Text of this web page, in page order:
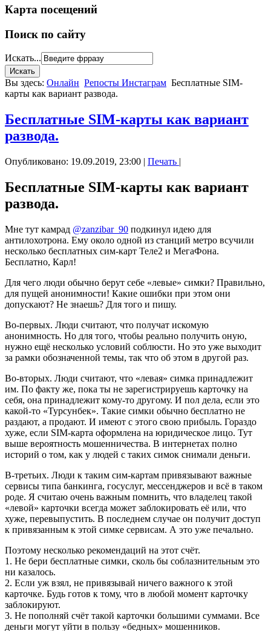
Карта посещений
Поиск по сайту
Искать...
Вы здесь: Онлайн Репосты Инстаграм Бесплатные SIM-
карты как вариант развода.
Бесплатные SIM-карты как вариант
развода.
Опубликовано: 19.09.2019, 23:00 | Печать |
Бесплатные SIM-карты как вариант
развода.
Мне тут камрад @zanzibar_90 подкинул идею для
антилохотрона. Ему около одной из станций метро всучили
несколько бесплатных сим-карт Теле2 и МегаФона.
Бесплатно, Карл!
Для чего люди обычно берут себе «левые» симки? Правильно,
для пущей анонимности! Какие ошибки при этом они
допускают? Не знаешь? Для того и пишу.
Во-первых. Люди считают, что получат искомую
анонимность. Но для того, чтобы реально получить оную,
нужно ещё несколько условий соблюсти. Но это уже выходит
за рамки обозначенной темы, так что об этом в другой раз.
Во-вторых. Люди считают, что «левая» симка принадлежит
им. По факту же, пока ты не зарегистрируешь карточку на
себя, она принадлежит кому-то другому. И пол дела, если это
какой-то «Турсунбек». Такие симки обычно бесплатно не
раздают, а продают. И имеют с этого свою прибыль. Гораздо
хуже, если SIM-карта оформлена на юридическое лицо. Тут
выше вероятность мошенничества. В интернетах полно
историй о том, как у людей с таких симок снимали деньги.
В-третьих. Люди к таким сим-картам привязывают важные
сервисы типа банкинга, госуслуг, мессенджеров и всё в таком
роде. Я считаю очень важным помнить, что владелец такой
«левой» карточки всегда может заблокировать её или, что
хуже, перевыпустить. В последнем случае он получит доступ
к привязанным к этой симке сервисам. А это уже печально.
Поэтому несколько рекомендаций на этот счёт.
1. Не бери бесплатные симки, сколь бы соблазнительным это
ни казалось.
2. Если уж взял, не привязывай ничего важного к этой
карточке. Будь готов к тому, что в любой момент карточку
заблокируют.
3. Не пополняй счёт такой карточки большими суммами. Все
деньги могут уйти в пользу «бедных» мошенников.